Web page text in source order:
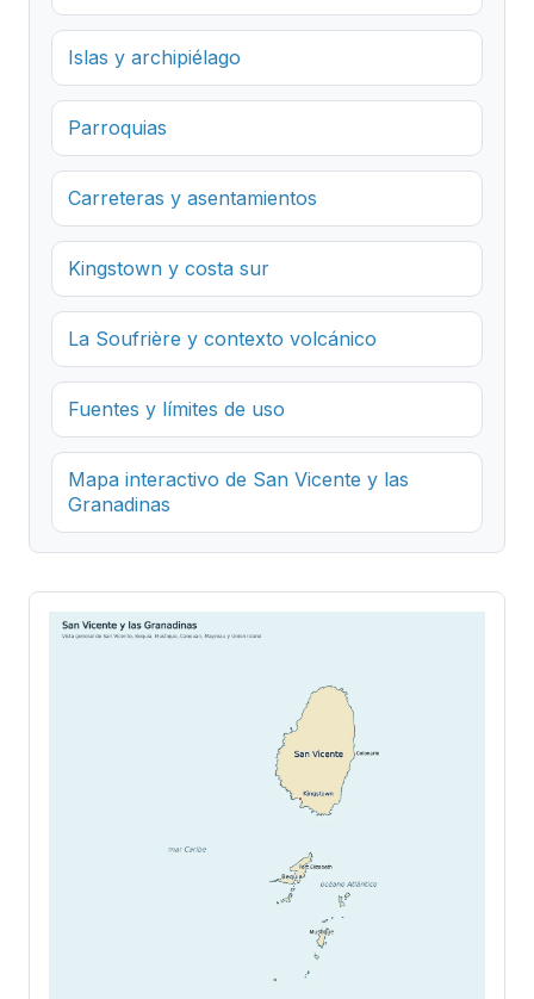
Islas y archipiélago
Parroquias
Carreteras y asentamientos
Kingstown y costa sur
La Soufrière y contexto volcánico
Fuentes y límites de uso
Mapa interactivo de San Vicente y las
Granadinas